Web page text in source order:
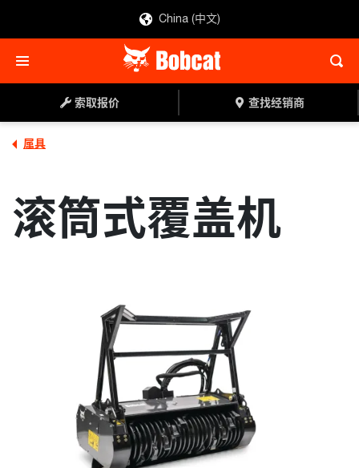
China (中文)
索取报价 查找经销商
属具
滚筒式覆盖机
查找经销商